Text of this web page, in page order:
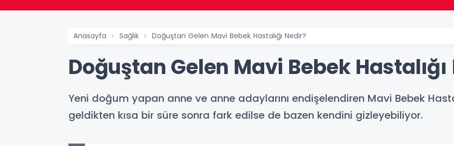
Anasayfa Sağlık Doğuştan Gelen Mavi Bebek Hastalığı Nedir?
Doğuştan Gelen Mavi Bebek Hastalığı
Yeni doğum yapan anne ve anne adaylarını endişelendiren Mavi Bebek
geldikten kısa bir süre sonra fark edilse de bazen kendini gizleyebiliyor.